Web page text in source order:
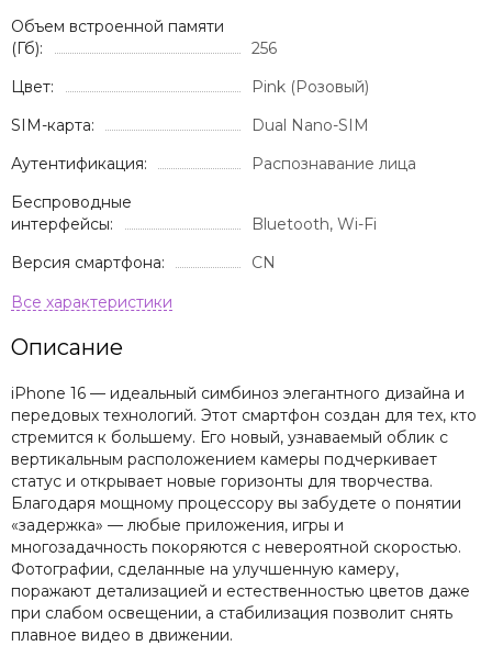
Объем встроенной памяти
(Гб):
256
Цвет:
Pink (Розовый)
SIM-карта:
Dual Nano-SIM
Аутентификация:
Распознавание лица
Беспроводные
интерфейсы:
Bluetooth, Wi-Fi
Версия смартфона:
CN
Описание
iPhone 16 — идеальный симбиноз элегантного дизайна и
передовых технологий. Этот смартфон создан для тех, кто
стремится к большему. Его новый, узнаваемый облик с
вертикальным расположением камеры подчеркивает
статус и открывает новые горизонты для творчества.
Благодаря мощному процессору вы забудете о понятии
«задержка» — любые приложения, игры и
многозадачность покоряются с невероятной скоростью.
Фотографии, сделанные на улучшенную камеру,
поражают детализацией и естественностью цветов даже
при слабом освещении, а стабилизация позволит снять
плавное видео в движении.